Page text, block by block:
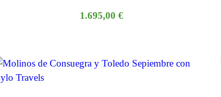
1.695,00€